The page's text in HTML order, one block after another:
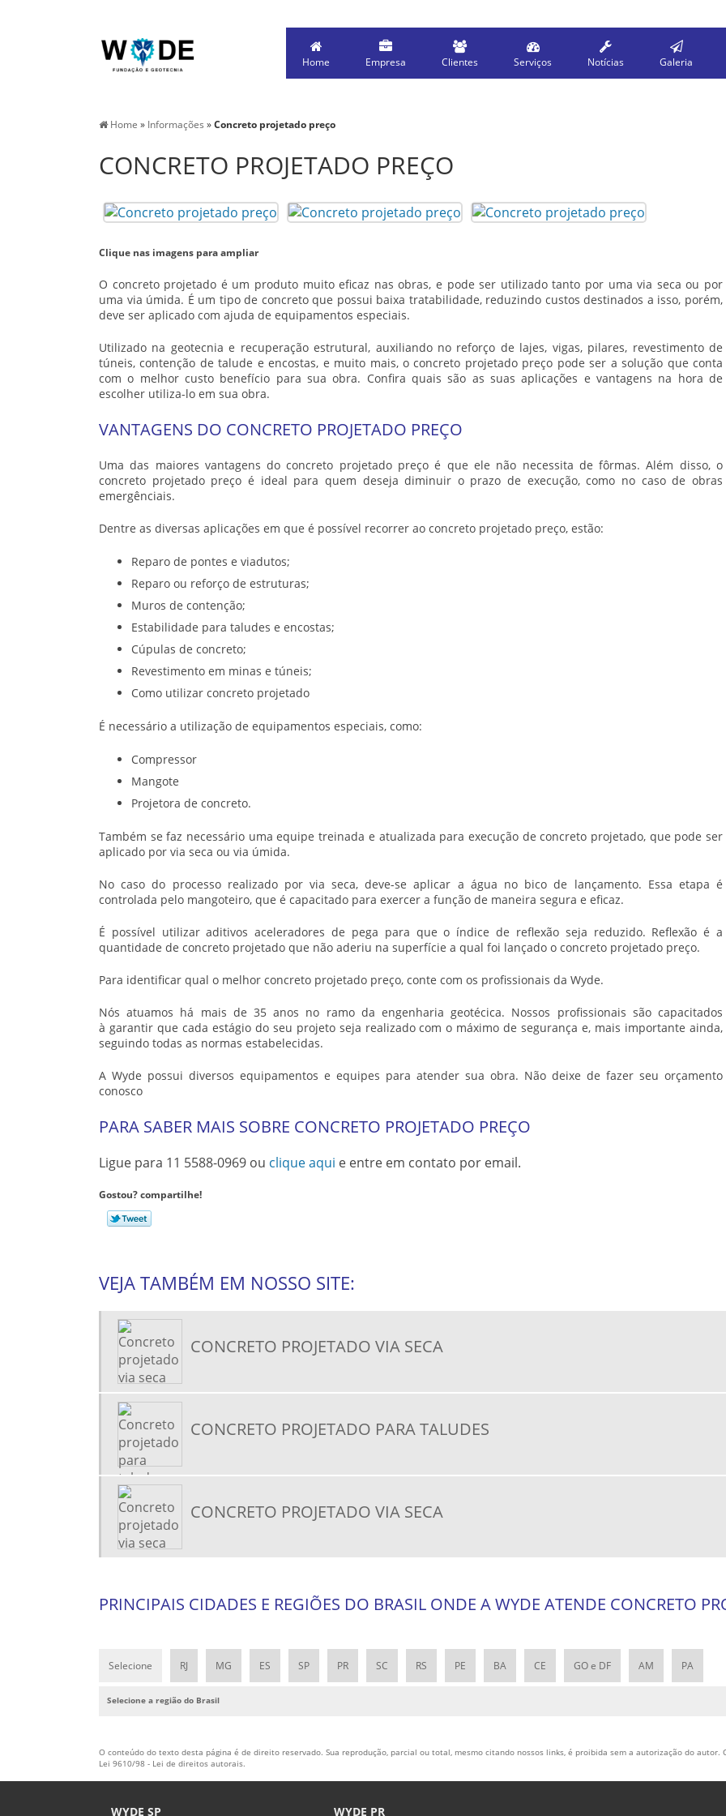
Home Empresa Clientes Serviços Notícias Galeria
Home » Informações »Concreto projetado preço
CONCRETO PROJETADO PREÇO
Clique nas imagens para ampliar
O concreto projetado é um produto muito eficaz nas obras, e pode ser utilizado tanto por uma via seca ou por
uma via úmida. É um tipo de concreto que possui baixa tratabilidade, reduzindo custos destinados a isso, porém,
deve ser aplicado com ajuda de equipamentos especiais.
Utilizado na geotecnia e recuperação estrutural, auxiliando no reforço de lajes, vigas, pilares, revestimento de
túneis, contenção de talude e encostas, e muito mais, oconcreto projetado preço pode ser a solução que conta
com o melhor custo benefício para sua obra. Confira quais são as suas aplicações e vantagens na hora de
escolher utiliza-lo em sua obra.
VANTAGENS DO CONCRETO PROJETADO PREÇO
Uma das maiores vantagens doconcreto projetado preço é que ele não necessita de fôrmas. Além disso, o
concreto projetado preço é ideal para quem deseja diminuir o prazo de execução, como no caso de obras
emergênciais.
Dentre as diversas aplicações em que é possível recorrer ao concreto projetado preço, estão:
Reparo de pontes e viadutos;
Reparo ou reforço de estruturas;
Muros de contenção;
Estabilidade para taludes e encostas;
Cúpulas de concreto;
Revestimento em minas e túneis;
Como utilizar concreto projetado
É necessário a utilização de equipamentos especiais, como:
Compressor
Mangote
Projetora de concreto.
Também se faz necessário uma equipe treinada e atualizada para execução de concreto projetado, que pode ser
aplicado por via seca ou via úmida.
No caso do processo realizado por via seca, deve-se aplicar a água no bico de lançamento. Essa etapa é
controlada pelo mangoteiro, que é capacitado para exercer a função de maneira segura e eficaz.
É possível utilizar aditivos aceleradores de pega para que o índice de reflexão seja reduzido. Reflexão é a
quantidade de concreto projetado que não aderiu na superfície a qual foi lançado o concreto projetado preço.
Para identificar qual o melhor concreto projetado preço, conte com os profissionais da Wyde.
Nós atuamos há mais de 35 anos no ramo da engenharia geotécica. Nossos profissionais são capacitados
à garantir que cada estágio do seu projeto seja realizado com o máximo de segurança e, mais importante ainda,
seguindo todas as normas estabelecidas.
A Wyde possui diversos equipamentos e equipes para atender sua obra. Não deixe de fazer seu orçamento
conosco
PARA SABER MAIS SOBRE CONCRETO PROJETADO PREÇO
Ligue para 11 5588-0969 ou clique aqui e entre em contato por email.
Gostou? compartilhe!
VEJA TAMBÉM EM NOSSO SITE:
CONCRETO PROJETADO VIA SECA
CONCRETO PROJETADO PARA TALUDES
CONCRETO PROJETADO VIA SECA
PRINCIPAIS CIDADES E REGIÕES DO BRASIL ONDE A WYDE ATENDE CONCRETO
Selecione RJ MG ES SP PR SC RS PE BA CE GO e DF AM PA
Selecione a região do Brasil
O conteúdo do texto desta página é de direito reservado. Sua reprodução, parcial ou total, mesmo citando nossos links, é proibida sem a autorização do
Lei 9610/98 - Lei de direitos autorais.
WYDE SP WYDE PR